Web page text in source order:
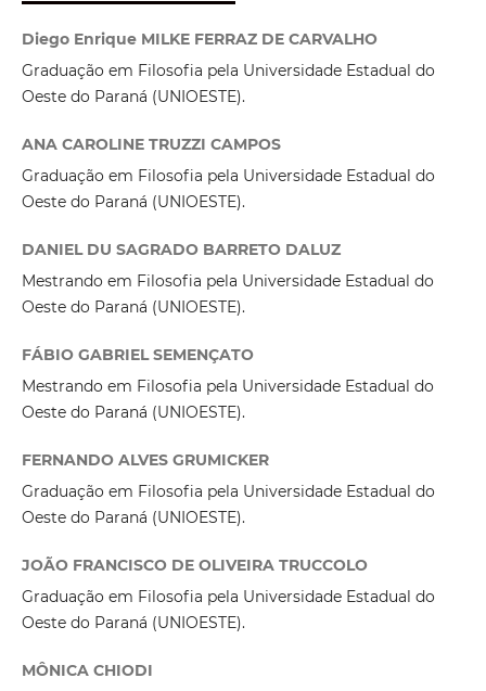
Diego Enrique MILKE FERRAZ DE CARVALHO
Graduação em Filosofia pela Universidade Estadual do
Oeste do Paraná (UNIOESTE).
ANA CAROLINE TRUZZI CAMPOS
Graduação em Filosofia pela Universidade Estadual do
Oeste do Paraná (UNIOESTE).
DANIEL DU SAGRADO BARRETO DALUZ
Mestrando em Filosofia pela Universidade Estadual do
Oeste do Paraná (UNIOESTE).
FÁBIO GABRIEL SEMENÇATO
Mestrando em Filosofia pela Universidade Estadual do
Oeste do Paraná (UNIOESTE).
FERNANDO ALVES GRUMICKER
Graduação em Filosofia pela Universidade Estadual do
Oeste do Paraná (UNIOESTE).
JOÃO FRANCISCO DE OLIVEIRA TRUCCOLO
Graduação em Filosofia pela Universidade Estadual do
Oeste do Paraná (UNIOESTE).
MÔNICA CHIODI